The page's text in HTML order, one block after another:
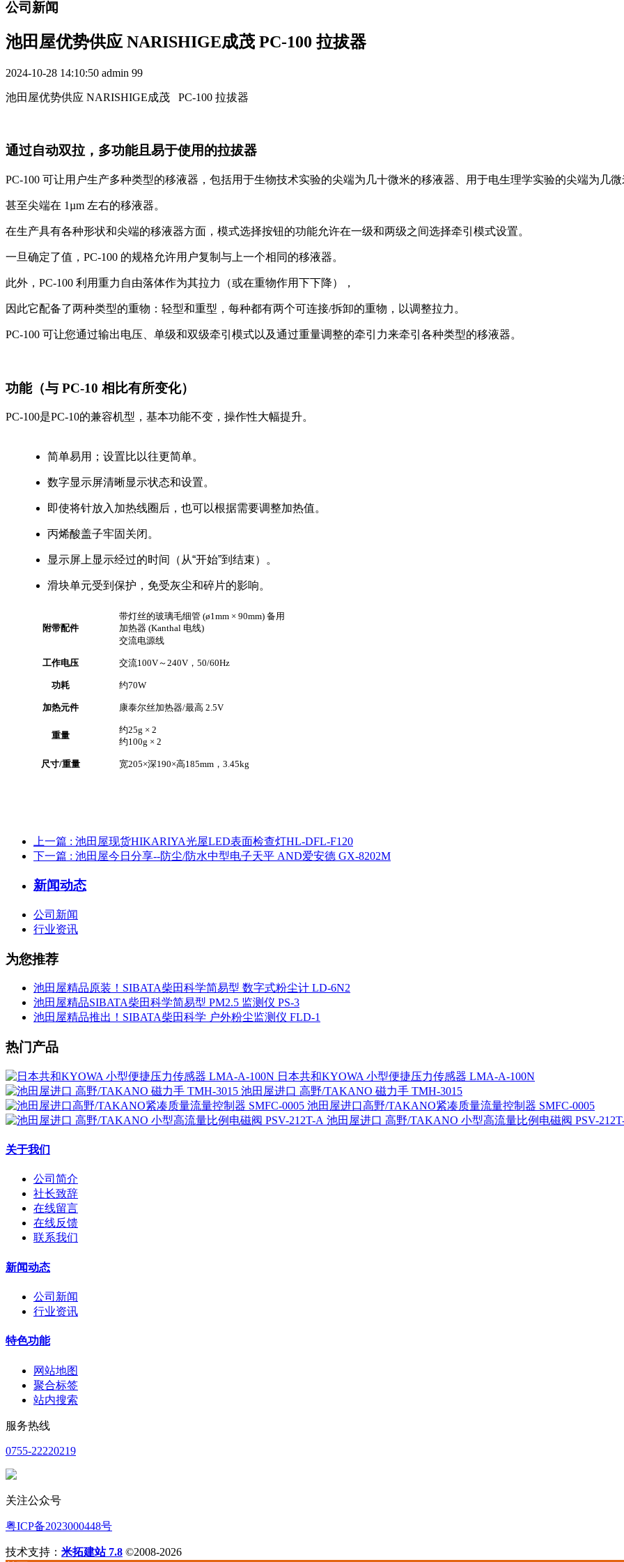
公司新闻
池田屋优势供应 NARISHIGE成茂 PC-100 拉拔器
2024-10-28 14:10:50 admin 99
池田屋优势供应 NARISHIGE成茂 PC-100 拉拔器
通过自动双拉，多功能且易于使用的拉拔器
PC-100 可让用户生产多种类型的移液器，包括用于生物技术实验的尖端为几十微米的移液器、用于电生理学实验的尖端为几
甚至尖端在 1µm 左右的移液器。
在生产具有各种形状和尖端的移液器方面，模式选择按钮的功能允许在一级和两级之间选择牵引模式设置。
一旦确定了值，PC-100 的规格允许用户复制与上一个相同的移液器。
此外，PC-100 利用重力自由落体作为其拉力（或在重物作用下下降），
因此它配备了两种类型的重物：轻型和重型，每种都有两个可连接/拆卸的重物，以调整拉力。
PC-100 可让您通过输出电压、单级和双级牵引模式以及通过重量调整的牵引力来牵引各种类型的移液器。
功能（与 PC-10 相比有所变化）
PC-100是PC-10的兼容机型，基本功能不变，操作性大幅提升。
简单易用；设置比以往更简单。
数字显示屏清晰显示状态和设置。
即使将针放入加热线圈后，也可以根据需要调整加热值。
丙烯酸盖子牢固关闭。
显示屏上显示经过的时间（从“开始”到结束）。
滑块单元受到保护，免受灰尘和碎片的影响。
附带配件
带灯丝的玻璃毛细管 (ø1mm × 90mm) 备用
加热器 (Kanthal 电线)
交流电源线
工作电压 交流100V～240V，50/60Hz
功耗 约70W
加热元件 康泰尔丝加热器/最高 2.5V
重量
约25g × 2
约100g × 2
尺寸/重量 宽205×深190×高185mm，3.45kg
上一篇 : 池田屋现货HIKARIYA光屋LED表面检查灯HL-DFL-F120
下一篇 : 池田屋今日分享--防尘/防水中型电子天平 AND爱安德 GX-8202M
新闻动态
公司新闻
行业资讯
为您推荐
池田屋精品原装！SIBATA柴田科学简易型 数字式粉尘计 LD-6N2
池田屋精品SIBATA柴田科学简易型 PM2.5 监测仪 PS-3
池田屋精品推出！SIBATA柴田科学 户外粉尘监测仪 FLD-1
热门产品
日本共和KYOWA 小型便捷压力传感器 LMA-A-100N
池田屋进口 高野/TAKANO 磁力手 TMH-3015
池田屋进口高野/TAKANO紧凑质量流量控制器 SMFC-0005
池田屋进口 高野/TAKANO 小型高流量比例电磁阀 PSV-
关于我们
公司简介
社长致辞
在线留言
在线反馈
联系我们
新闻动态
公司新闻
行业资讯
特色功能
网站地图
聚合标签
站内搜索
服务热线
0755-22220219
关注公众号
粤ICP备2023000448号
技术支持： 米拓建站 7.8 ©2008-2026